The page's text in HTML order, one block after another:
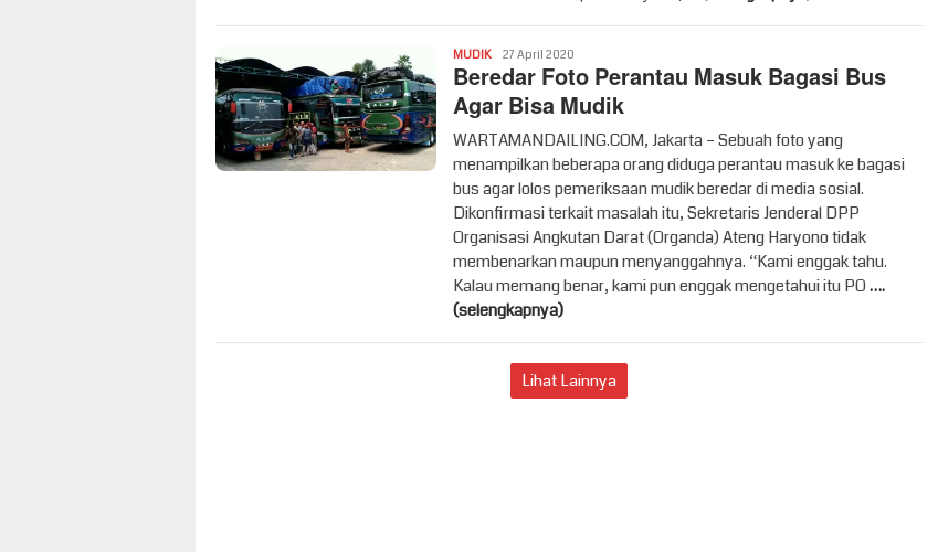
MUDIKRedaksi
27 April 2020
Beredar Foto Perantau Masuk Bagasi Bus
Agar Bisa Mudik
WARTAMANDAILING.COM, Jakarta – Sebuah foto yang
menampilkan beberapa orang diduga perantau masuk ke bagasi
bus agar lolos pemeriksaan mudik beredar di media sosial.
Dikonfirmasi terkait masalah itu, Sekretaris Jenderal DPP
Organisasi Angkutan Darat (Organda) Ateng Haryono tidak
membenarkan maupun menyanggahnya. “Kami enggak tahu.
Kalau memang benar, kami pun enggak mengetahui itu PO….
(selengkapnya)
Lihat Lainnya